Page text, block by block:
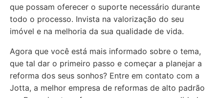
que possam oferecer o suporte necessário durante
todo o processo. Invista na valorização do seu
imóvel e na melhoria da sua qualidade de vida.
Agora que você está mais informado sobre o tema,
que tal dar o primeiro passo e começar a planejar a
reforma dos seus sonhos? Entre em contato com a
Jotta, a melhor empresa de reformas de alto padrão